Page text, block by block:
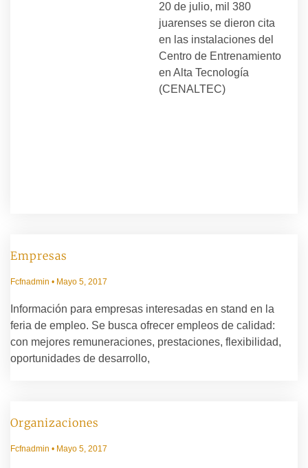
20 de julio, mil 380
juarenses se dieron cita
en las instalaciones del
Centro de Entrenamiento
en Alta Tecnología
(CENALTEC)
Empresas
Fcfnadmin Mayo 5, 2017
Información para empresas interesadas en stand en la
feria de empleo. Se busca ofrecer empleos de calidad:
con mejores remuneraciones, prestaciones, flexibilidad,
oportunidades de desarrollo,
Organizaciones
Fcfnadmin Mayo 5, 2017